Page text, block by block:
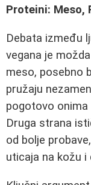
Proteini: Meso,
Debata između
vegana je
meso, posebno
pružaju
pogotovo
Druga strana
od bolje
uticaja na kožu